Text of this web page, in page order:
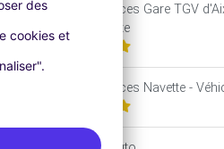
Parking Services Gare TGV
Service navette
Parking Services Navette -